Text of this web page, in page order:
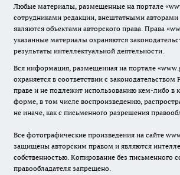
Любые материалы, размещенные на портале
сотрудниками редакции, внештатными авторами
являются объектами авторского права. Права
указанные материалы охраняются
результаты интеллектуальной деятельности.
Вся информация, размещенная на портале
охраняется в соответствии с
праве и не подлежит использованию кем-либо в
форме, в том числе воспроизведению,
не иначе, как с письменного разрешения
Все фотографические произведения на сайте
защищены авторским правом и являются
собственностью. Копирование без письменного
правообладателя запрещено.